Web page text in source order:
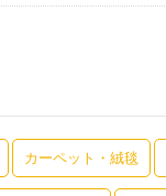
カーペット・絨毯